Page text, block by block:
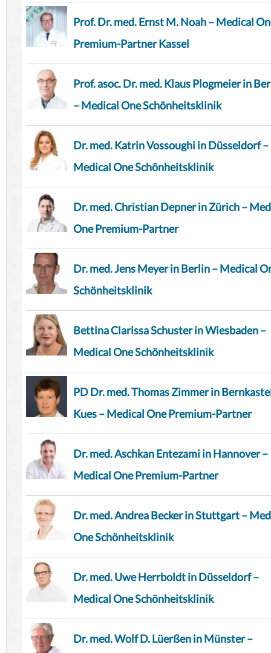
Prof. Dr. med. Ernst M. Noah – Medical
Premium-Partner Kassel
Prof. asoc. Dr. med. Klaus Plogmeier in
– Medical One Schönheitsklinik
Dr. med. Katrin Vossoughi in Düsseldorf –
Medical One Schönheitsklinik
Dr. med. Christian Depner in Zürich –
One Premium-Partner
Dr. med. Jens Meyer in Berlin – Medical
Schönheitsklinik
Bettina Clarissa Schuster in Wiesbaden –
Medical One Schönheitsklinik
PD Dr. med. Thomas Zimmer in
Kues – Medical One Premium-Partner
Dr. med. Aschkan Entezami in Hannover –
Medical One Premium-Partner
Dr. med. Andrea Becker in Stuttgart –
One Schönheitsklinik
Dr. med. Uwe Herrboldt in Düsseldorf –
Medical One Schönheitsklinik
Dr. med. Wolf D. Lüerßen in Münster –